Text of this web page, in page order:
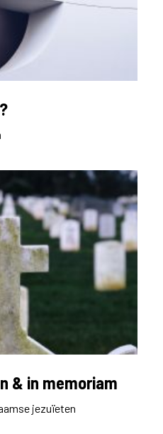
& in memoriam
jezuïeten